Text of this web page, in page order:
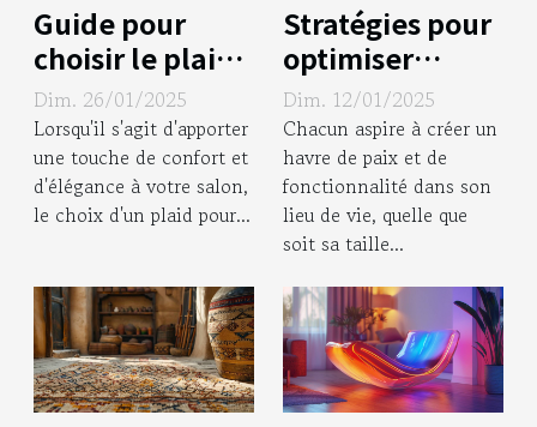
Guide pour
choisir le plaid
parfait pour
votre canapé
Dim. 26/01/2025
Lorsqu'il s'agit d'apporter
une touche de confort et
d'élégance à votre salon,
le choix d'un plaid pour...
Stratégies pour
optimiser
l'espace dans
les petits
appartements
Dim. 12/01/2025
Chacun aspire à créer un
havre de paix et de
fonctionnalité dans son
lieu de vie, quelle que
soit sa taille...